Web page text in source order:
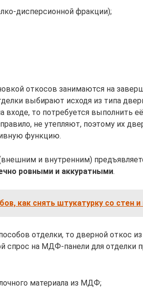
дисперсионной фракции);
откосов занимаются на
выбирают исходя из типа
входе, то потребуется выполнить
не утепляют, поэтому их
функцию.
и внутренним)
ровными и аккуратными.
как снять штукатурку со стен
отделки, то дверной откос
спрос на МДФ-панели для отделки
материала из МДФ;